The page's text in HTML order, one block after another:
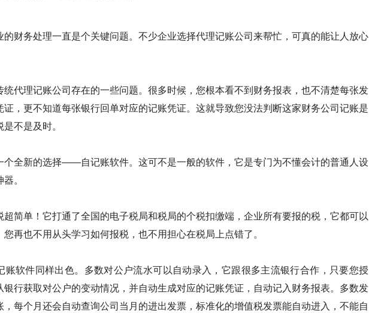
的财务处理一直是个关键问题。不少企业选择代理记账公司来帮忙，可真的能让人放心
统代理记账公司存在的一些问题。很多时候，您根本看不到财务报表，也不清楚每张发
证，更不知道每张银行回单对应的记账凭证。这就导致您没法判断这家财务公司记账是
不是及时。
个全新的选择——自记账软件。这可不是一般的软件，它是专门为不懂会计的普通人设
。
超简单！它打通了全国的电子税局和税局的个税扣缴端，企业所有要报的税，它都可以
您再也不用从头学习如何报税，也不用担心在税局上点错了。
账软件同样出色。多数对公户流水可以自动录入，它跟很多主流银行合作，只要您授
银行获取对公户的变动情况，并自动生成对应的记账凭证，自动记入财务报表。多数发
，每个月还会自动查询公司当月的进出发票，标准化的增值税发票能自动进入，不能自